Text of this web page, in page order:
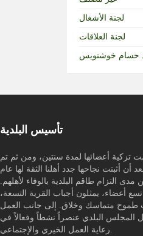
لجنة الأشغال
لجنة العلاقات
حسام خوشنويس
تأسيس البلدية
البلدية عام 2002 وتمت تزكية أعضائها لمدة سنتين، ومن ثم تم
إنتخابات عام 2004، وبعد أن أثبتت نجاحها جدد أهلنا الثقة لها عام
عن مدى التزام طاقم البلدية بالوفاء لأهلهم.
أعضاء، يمثلون أجباب القرية التسعة،
متماسك وخلاق. إلى جانب العمل
المجلس البلدي عنصراً نشطاً وفعالاً في